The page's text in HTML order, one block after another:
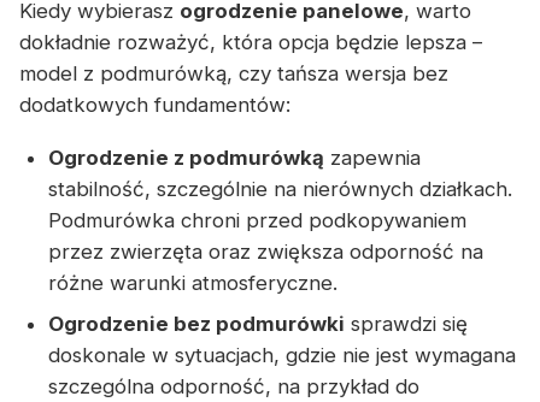
Kiedy wybierasz ogrodzenie panelowe, warto
dokładnie rozważyć, która opcja będzie lepsza –
model z podmurówką, czy tańsza wersja bez
dodatkowych fundamentów:
Ogrodzenie z podmurówką zapewnia
stabilność, szczególnie na nierównych działkach.
Podmurówka chroni przed podkopywaniem
przez zwierzęta oraz zwiększa odporność na
różne warunki atmosferyczne.
Ogrodzenie bez podmurówki sprawdzi się
doskonale w sytuacjach, gdzie nie jest wymagana
szczególna odporność, na przykład do